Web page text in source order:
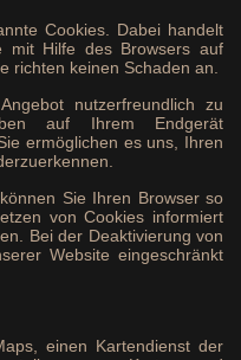
Cookies. Dabei handelt
mit Hilfe des Browsers auf
richten keinen Schaden an.
nutzerfreundlich zu
auf Ihrem Endgerät
ermöglichen es uns, Ihren
Sie Ihren Browser so
von Cookies informiert
Bei der Deaktivierung von
Website eingeschränkt
einen Kartendienst der